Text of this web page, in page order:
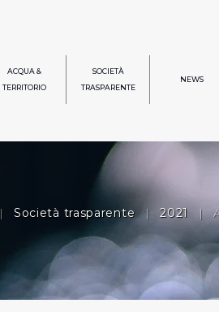
ACQUA &
TERRITORIO
SOCIETÀ
TRASPARENTE
NEWS
| Società trasparente | 2021 |